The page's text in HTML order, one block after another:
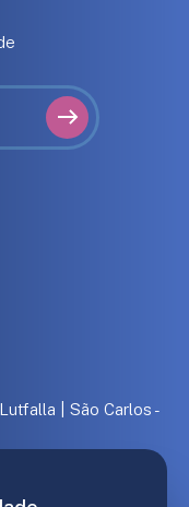
| São Carlos -